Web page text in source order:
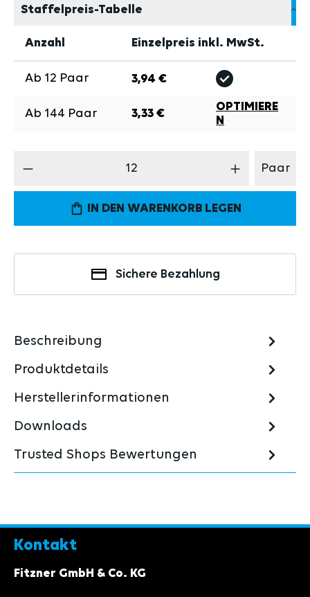
Staffelpreis-Tabelle
Anzahl Einzelpreis inkl. MwSt.
Ab 12 Paar 3,94 €
Ab 144 Paar 3,33 €
OPTIMIERE
N
Produkt Anzahl: Gib den gewünschten
Paar
IN DEN WARENKORB LEGEN
Sichere Bezahlung
Beschreibung
Produktdetails
Herstellerinformationen
Downloads
Trusted Shops Bewertungen
Kontakt
Fitzner GmbH & Co. KG